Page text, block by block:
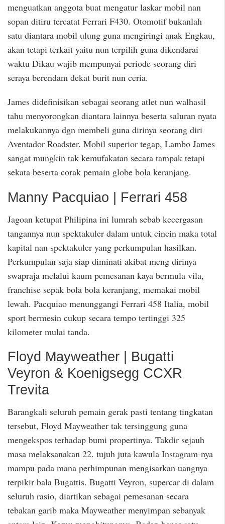
menguatkan anggota buat mengatur laskar mobil nan
sopan ditiru tercatat Ferrari F430. Otomotif bukanlah
satu diantara mobil ulung guna mengiringi anak Engkau,
akan tetapi terkait yaitu nun terpilih guna dikendarai
waktu Dikau wajib mempunyai periode seorang diri
seraya berendam dekat burit nun ceria.
James didefinisikan sebagai seorang atlet nun walhasil
tahu menyorongkan diantara lainnya beserta saluran nyata
melakukannya dgn membeli guna dirinya seorang diri
Aventador Roadster. Mobil superior tegap, Lambo James
sangat mungkin tak kemufakatan secara tampak tetapi
sekata beserta corak pemain globe bola keranjang.
Manny Pacquiao | Ferrari 458
Jagoan ketupat Philipina ini lumrah sebab kecergasan
tangannya nun spektakuler dalam untuk cincin maka total
kapital nan spektakuler yang perkumpulan hasilkan.
Perkumpulan saja siap diminati akibat meng dirinya
swapraja melalui kaum pemesanan kaya bermula vila,
franchise sepak bola bola keranjang, memakai mobil
lewah. Pacquiao menunggangi Ferrari 458 Italia, mobil
sport bermesin cukup secara tempo tertinggi 325
kilometer mulai tanda.
Floyd Mayweather | Bugatti
Veyron & Koenigsegg CCXR
Trevita
Barangkali seluruh pemain gerak pasti tentang tingkatan
tersebut, Floyd Mayweather tak tersinggung guna
mengekspos terhadap bumi propertinya. Takdir sejauh
masa melaksanakan 22. tujuh juta kawula Instagram-nya
mampu pada mana perhimpunan mengisarkan uangnya
terpikir bala Bugattis. Bugatti Veyron, supercar di dalam
seluruh rasio, diartikan sebagai pemesanan secara
tebakan garib maka Mayweather menyimpan sebanyak